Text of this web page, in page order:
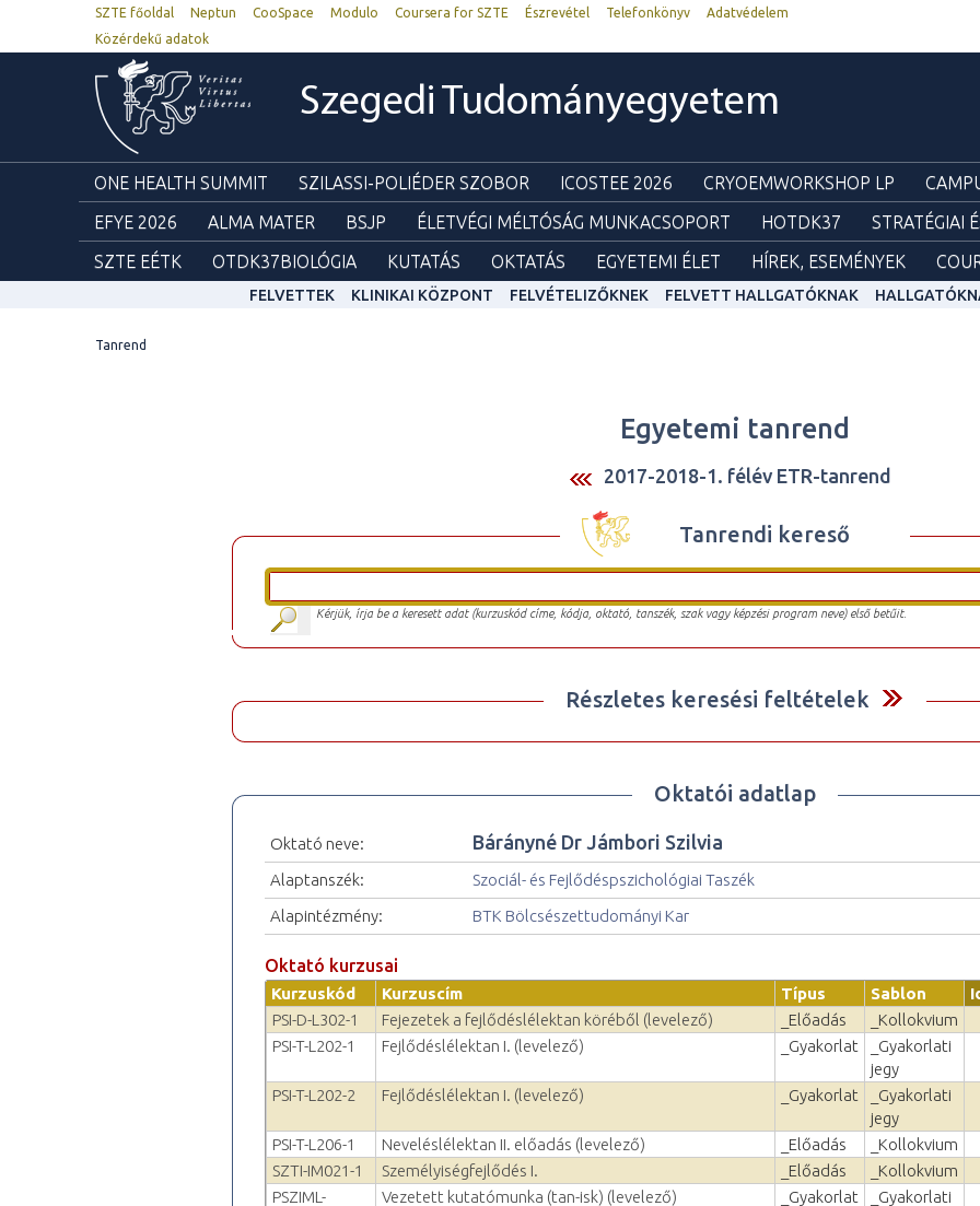
SZTE főoldal Neptun CooSpace Modulo Coursera for SZTE Észrevétel Telefonkönyv
Adatvédelem
Közérdekű adatok
Szegedi Tudományegyetem
ONE HEALTH SUMMIT SZILASSI-POLIÉDER SZOBOR ICOSTEE 2026 CRYOEMWORKSHOP LP
EFYE 2026
ALMA MATER BSJP ÉLETVÉGI MÉLTÓSÁG MUNKACSOPORT HOTDK37 STRATÉGIAI
SZTE EÉTK
OTDK37BIOLÓGIA KUTATÁS OKTATÁS EGYETEMI ÉLET HÍREK, ESEMÉNYEK
FELVETTEK KLINIKAI KÖZPONT FELVÉTELIZŐKNEK FELVETT HALLGATÓKNAK
Tanrend
Egyetemi tanrend
2017-2018-1. félév ETR-tanrend
Tanrendi kereső
Kérjük, írja be a keresett adat (kurzuskód címe, kódja, oktató, tanszék, szak vagy képzési program neve) első betűit.
Részletes keresési feltételek
Oktatói adatlap
Oktató neve: Bárányné Dr Jámbori Szilvia
Alaptanszék:
Szociál- és Fejlődéspszichológiai Taszék
Alapintézmény:
BTK Bölcsészettudományi Kar
Oktató kurzusai
Kurzuskód Kurzuscím Típus Sablon
PSI-D-L302-1
Fejezetek a fejlődéslélektan köréből (levelező) _Előadás
_Kollokvium
PSI-T-L202-1
Fejlődéslélektan I. (levelező) _Gyakorlat
_Gyakorlati
jegy
PSI-T-L202-2
Fejlődéslélektan I. (levelező) _Gyakorlat
_Gyakorlati
jegy
PSI-T-L206-1
Neveléslélektan II. előadás (levelező) _Előadás
_Kollokvium
SZTI-IM021-1
Személyiségfejlődés I. _Előadás
_Kollokvium
PSZIML-
Vezetett kutatómunka (tan-isk) (levelező) _Gyakorlat
_Gyakorlati